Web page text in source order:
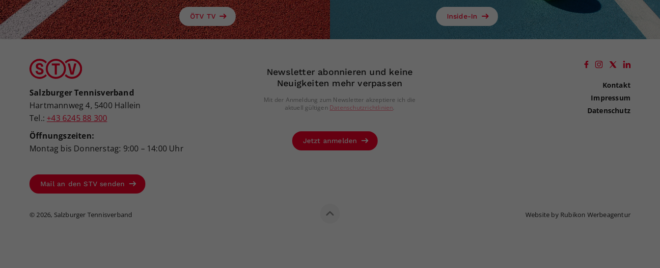
ÖTV TV Inside-In
Salzburger Tennisverband
Hartmannweg 4, 5400 Hallein
Tel.: +43 6245 88 300
Öffnungszeiten:
Montag bis Donnerstag: 9:00 – 14:00 Uhr
Mail an den STV senden
Newsletter abonnieren und keine
Neuigkeiten mehr verpassen
Mit der Anmeldung zum Newsletter akzeptiere ich die
aktuell gültigen Datenschutzrichtlinien.
Jetzt anmelden
Kontakt
Impressum
Datenschutz
©2026, Salzburger Tennisverband Website by Rubikon Werbeagentur